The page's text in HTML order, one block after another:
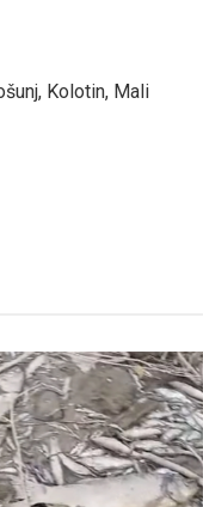
Kolotin, Mali